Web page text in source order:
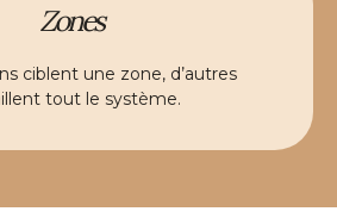
Zones
ciblent une zone, d’autres
tout le système.